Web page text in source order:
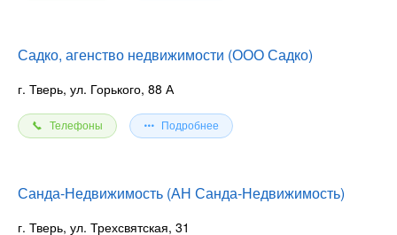
Садко, агенство недвижимости (ООО Садко)
г. Тверь, ул. Горького, 88 А
Телефоны Подробнее
Санда-Недвижимость (АН Санда-Недвижимость)
г. Тверь, ул. Трехсвятская, 31